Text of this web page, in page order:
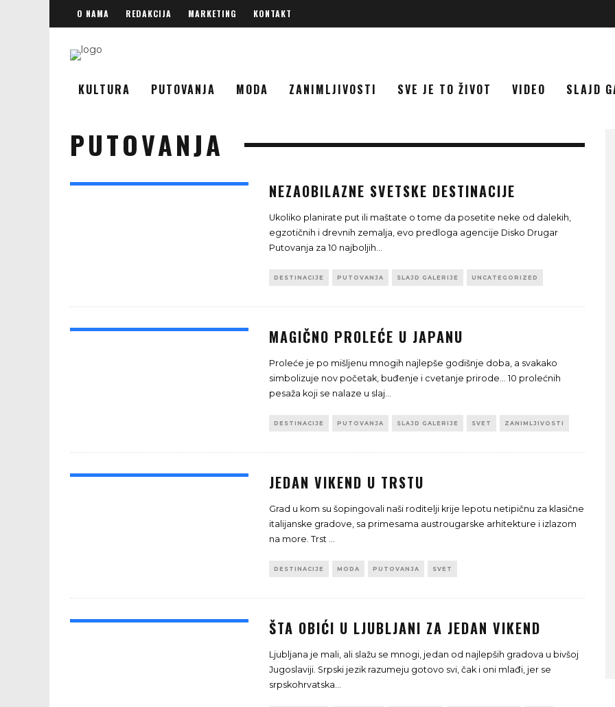
O NAMA REDAKCIJA MARKETING KONTAKT
KULTURA PUTOVANJA MODA ZANIMLJIVOSTI SVE JE TO ŽIVOT VIDEO SLAJD
PUTOVANJA
NEZAOBILAZNE SVETSKE DESTINACIJE
Ukoliko planirate put ili maštate o tome da posetite neke od dalekih,
egzotičnih i drevnih zemalja, evo predloga agencije Disko Drugar
Putovanja za 10 najboljih...
DESTINACIJE PUTOVANJA SLAJD GALERIJE UNCATEGORIZED
MAGIČNO PROLEĆE U JAPANU
Proleće je po mišljenu mnogih najlepše godišnje doba, a svakako
simbolizuje nov početak, buđenje i cvetanje prirode... 10 prolećnih
pesaža koji se nalaze u slaj...
DESTINACIJE PUTOVANJA SLAJD GALERIJE SVET ZANIMLJIVOSTI
JEDAN VIKEND U TRSTU
Grad u kom su šopingovali naši roditelji krije lepotu netipičnu za klasične
italijanske gradove, sa primesama austrougarske arhitekture i izlazom
na more. Trst ...
DESTINACIJE MODA PUTOVANJA SVET
ŠTA OBIĆI U LJUBLJANI ZA JEDAN VIKEND
Ljubljana je mali, ali slažu se mnogi, jedan od najlepših gradova u bivšoj
Jugoslaviji. Srpski jezik razumeju gotovo svi, čak i oni mlađi, jer se
srpskohrvatska...